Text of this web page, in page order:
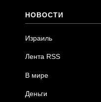
НОВОСТИ
Израиль
Лента RSS
В мире
Деньги